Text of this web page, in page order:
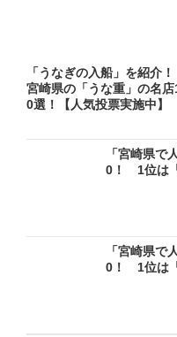
「うなぎの入船」を紹介
宮崎県の「うな重」の名店
0選！【人気投票実施中】
「宮崎県で
0！ 1位は
「宮崎県で
0！ 1位は